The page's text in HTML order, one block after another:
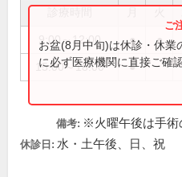
9:00～12:00 ● ●
15:00～18:00 ●
お盆(8月中旬)は休診・休業
に必ず医療機関に直接ご確
備考: ※火曜午後は手術
休診日: 水・土午後、日、祝